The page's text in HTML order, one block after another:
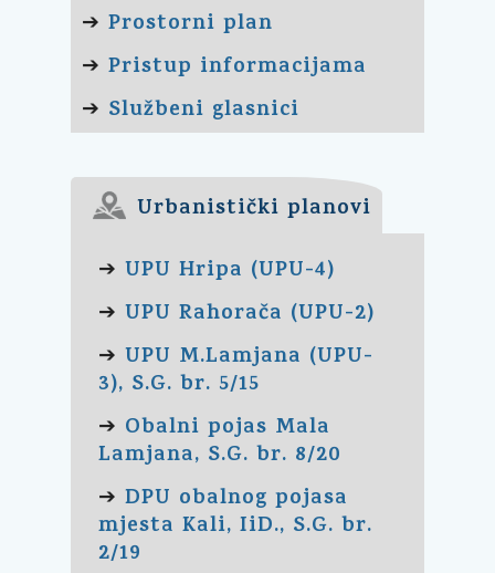
➔ Prostorni plan
➔ Pristup informacijama
➔ Službeni glasnici
Urbanistički planovi
➔ UPU Hripa (UPU-4)
➔ UPU Rahorača (UPU-2)
➔ UPU M.Lamjana (UPU-
3), S.G. br. 5/15
➔ Obalni pojas Mala
Lamjana, S.G. br. 8/20
➔ DPU obalnog pojasa
mjesta Kali, IiD., S.G. br.
2/19